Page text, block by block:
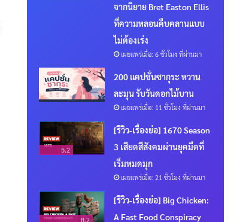
จากนิยาย Bret Easton Ellis
ที่ความหลอนคืบคลานแบบ
ไม่ต้องเร่ง
เผยแพร่เมื่อ: 6 ชั่วโมง ที่ผ่านมา
200 แคปชั่นซากุระ หวาน
ละมุน รับวันดอกไม้บาน
เผยแพร่เมื่อ: 11 ชั่วโมง ที่ผ่านมา
5.2
[รีวิว-เรื่องย่อ] 1670 Season
3 เสียดสีสังคมผ่านยุคมืดที่
เริ่มหมดมุก
เผยแพร่เมื่อ: 21 ชั่วโมง ที่ผ่านมา
8.2
[รีวิว-เรื่องย่อ] Big Chicken:
A Fast Food Conspiracy